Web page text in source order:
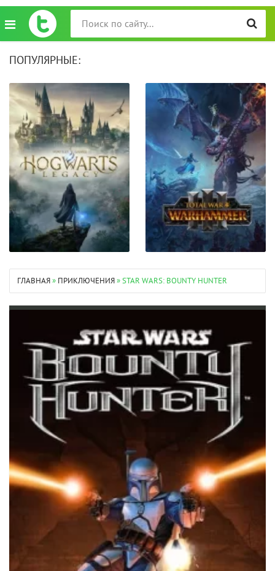
ПОПУЛЯРНЫЕ:
ГЛАВНАЯ» ПРИКЛЮЧЕНИЯ» STAR WARS: BOUNTY HUNTER